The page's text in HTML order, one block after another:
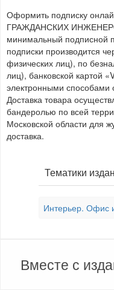
Оформить подписку
ГРАЖДАНСКИХ
минимальный подписной
подписки производится
физических лиц), по
лиц), банковской картой
электронными способами
Доставка товара
бандеролью по всей
Московской области для
доставка.
Тематики
Интерьер. Офис
Вместе с